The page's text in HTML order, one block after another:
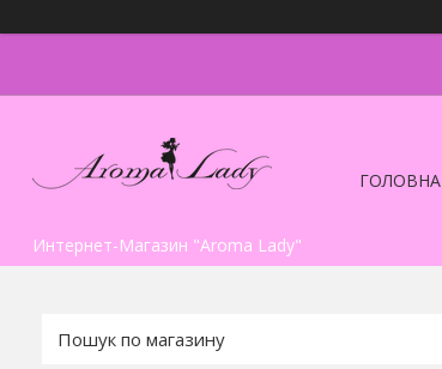
Интернет-Магазин "Aroma Lady"
ГОЛОВНА